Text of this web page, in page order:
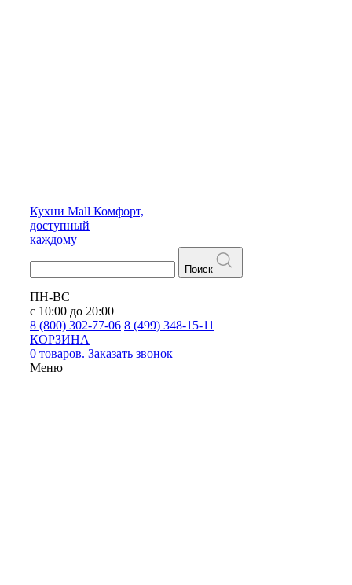
Кухни Mall Комфорт,
доступный
каждому
Поиск
ПН-ВС
с 10:00 до 20:00
8 (800) 302-77-06 8 (499) 348-15-11
КОРЗИНА
0 товаров. Заказать звонок
Меню